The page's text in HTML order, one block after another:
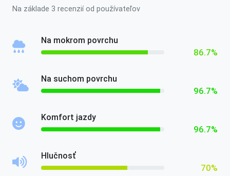
Na základe 3 recenzií od používateľov
Na mokrom povrchu
86.7%
Na suchom povrchu
96.7%
Komfort jazdy
96.7%
Hlučnosť
70%